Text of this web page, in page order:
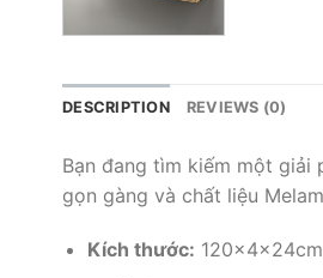
DESCRIPTION REVIEWS (0)
Bạn đang tìm kiếm một giải
gọn gàng và chất liệu
Kích thước: 120x4x24cm